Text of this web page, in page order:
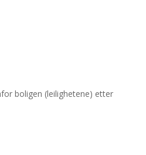
boligen (leilighetene) etter